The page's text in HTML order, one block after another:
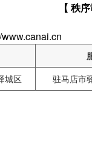
【 秩
城区 驻马店市